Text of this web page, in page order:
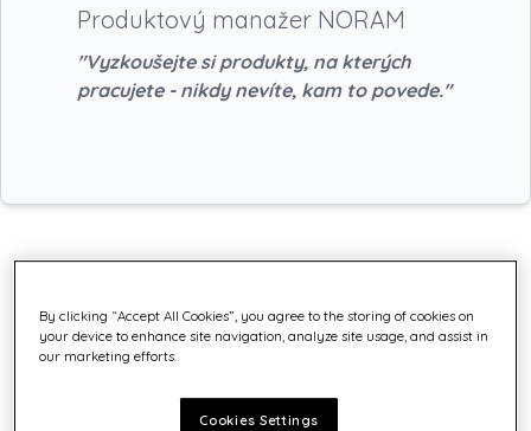
Produktový manažer NORAM
"Vyzkoušejte si produkty, na kterých
pracujete - nikdy nevíte, kam to povede."
O Lindsay
By clicking “Accept All Cookies”, you agree to the storing of cookies on
your device to enhance site navigation, analyze site usage, and assist in
our marketing efforts.
Cookies Settings